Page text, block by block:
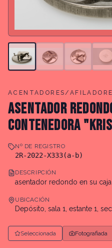
ACENTADORES/
ASENTADOR
CONTENEDORA
Nº DE REGISTRO
2R-2022-X333(a-b)
DESCRIPCIÓN
asentador redondo en su
UBICACIÓN
Depósito, sala 1, estante 1,
Seleccionada Fotografiada